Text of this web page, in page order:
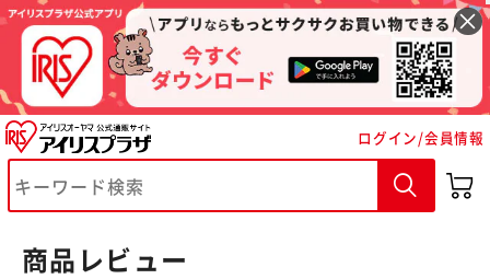
ログイン/会員情報
商品レビュー